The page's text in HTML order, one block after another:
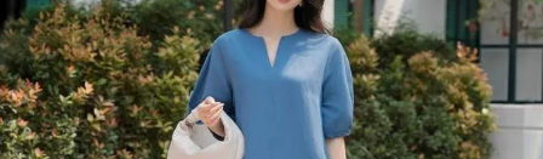
Đọc Thanh Niên trên điện thoại